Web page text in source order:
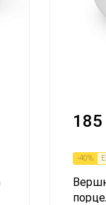
185
-40%